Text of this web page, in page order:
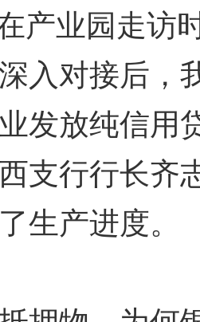
产业园走访
入对接后，
发放纯信用
支行行长齐
生产进度。